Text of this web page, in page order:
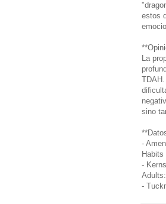
estos
La
sino
-
Habits
-
-